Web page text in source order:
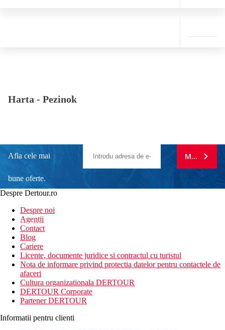
Harta - Pezinok
Afla cele mai
bune oferte.
newsletter!
MA
Despre Dertour.ro
Despre noi
Agentii
Contact
Blog
Cariere
Licente, documente juridice si contractul cu turistul
Nota de informare privind protectia datelor pentru contactele de
afaceri
Cultura organizationala DERTOUR
DERTOUR Corporate
Partener DERTOUR
Informatii pentru clienti